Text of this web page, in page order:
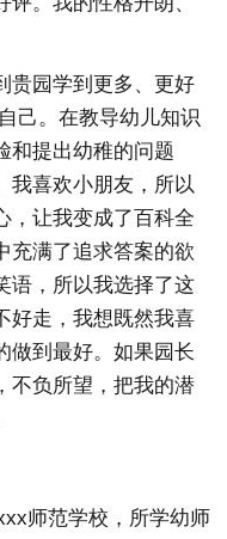
贵园学到更多、更好
己。在教导幼儿知识
和提出幼稚的问题
我喜欢小朋友，所以
，让我变成了百科全
充满了追求答案的欲
语，所以我选择了这
好走，我想既然我喜
做到最好。如果园长
不负所望，把我的潜
师范学校，所学幼师